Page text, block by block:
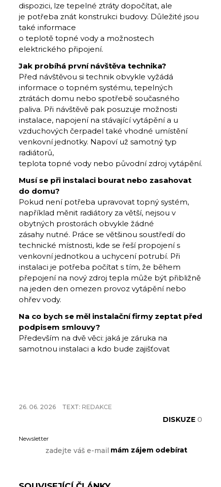
dispozici, lze tepelné ztráty dopočítat, ale
je potřeba znát konstrukci budovy. Důležité jsou
také informace
o teplotě topné vody a možnostech
elektrického připojení.
Jak probíhá první návštěva technika?
Před návštěvou si technik obvykle vyžádá
informace o topném systému, tepelných
ztrátách domu nebo spotřebě současného
paliva. Při návštěvě pak posuzuje možnosti
instalace, napojení na stávající vytápění a u
vzduchových čerpadel také vhodné umístění
venkovní jednotky. Napoví už samotný typ
radiátorů,
teplota topné vody nebo původní zdroj vytápění.
Musí se při instalaci bourat nebo zasahovat
do domu?
Pokud není potřeba upravovat topný systém,
například měnit radiátory za větší, nejsou v
obytných prostorách obvykle žádné
zásahy nutné. Práce se většinou soustředí do
technické místnosti, kde se řeší propojení s
venkovní jednotkou a uchycení potrubí. Při
instalaci je potřeba počítat s tím, že během
přepojení na nový zdroj tepla může být přibližně
na jeden den omezen provoz vytápění nebo
ohřev vody.
Na co bych se měl instalační firmy zeptat před
podpisem smlouvy?
Především na dvě věci: jaká je záruka na
samotnou instalaci a kdo bude zajišťovat
26. 06. 2026 TEXT: REDAKCE
DISKUZE 0
Newsletter